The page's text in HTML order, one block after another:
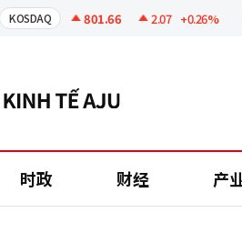
KOSDAQ 801.66 2.07 +0.26%
时政 财经 产